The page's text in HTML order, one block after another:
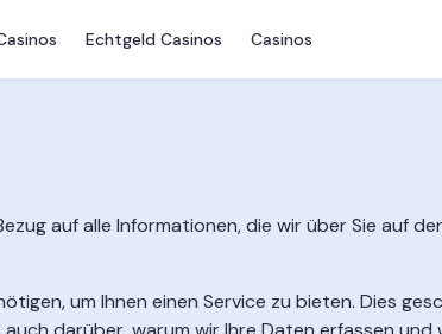
Echtgeld Casinos Casinos
auf alle Informationen, die wir über Sie auf
um Ihnen einen Service zu bieten. Dies